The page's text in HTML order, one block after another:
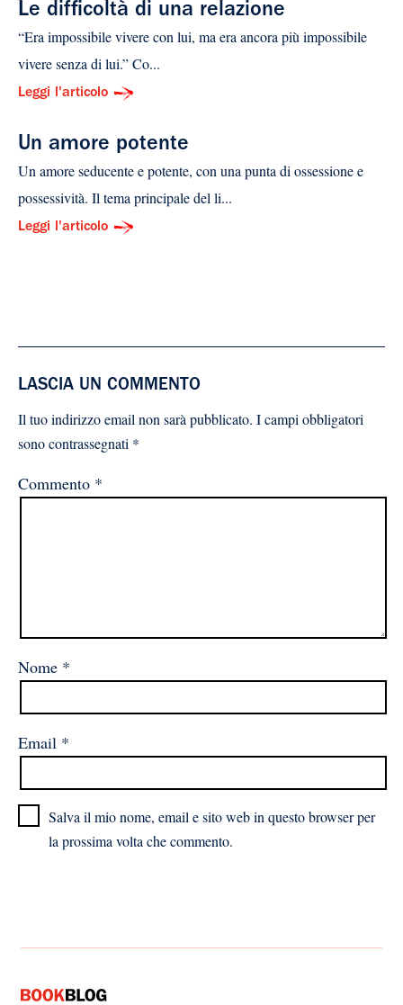
Le difficoltà di una relazione
“Era impossibile vivere con lui, ma era ancora più impossibile
vivere senza di lui.” Co...
Leggi l'articolo
Un amore potente
Un amore seducente e potente, con una punta di ossessione e
possessività. Il tema principale del li...
Leggi l'articolo
LASCIA UN COMMENTO
Il tuo indirizzo email non sarà pubblicato. I campi obbligatori
sono contrassegnati *
Commento *
Nome *
Email *
Salva il mio nome, email e sito web in questo browser per
la prossima volta che commento.